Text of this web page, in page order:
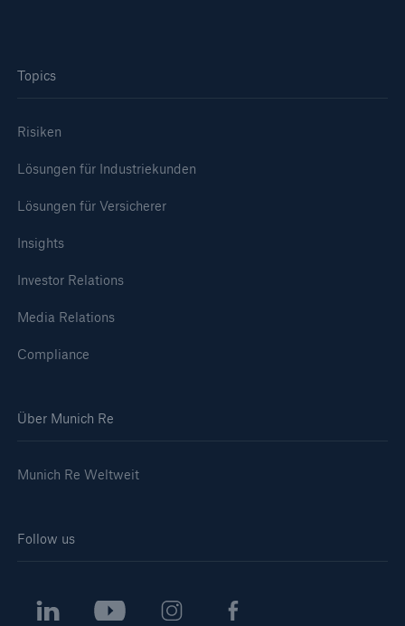
Topics
Risiken
Lösungen für Industriekunden
Lösungen für Versicherer
Insights
Investor Relations
Media Relations
Compliance
Über Munich Re
Munich Re Weltweit
Follow us